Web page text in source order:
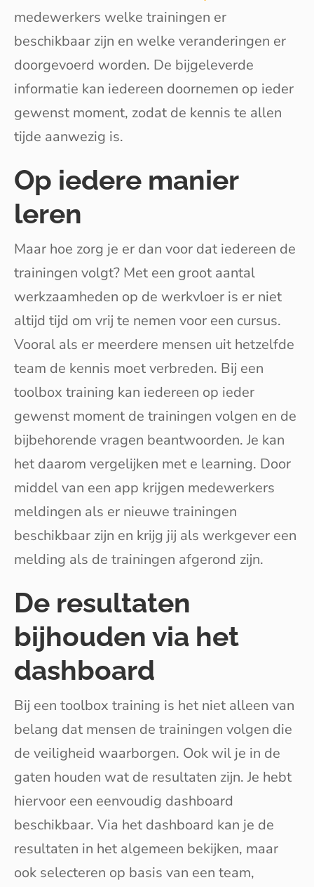
medewerkers welke trainingen er
beschikbaar zijn en welke veranderingen er
doorgevoerd worden. De bijgeleverde
informatie kan iedereen doornemen op ieder
gewenst moment, zodat de kennis te allen
tijde aanwezig is.
Op iedere manier
leren
Maar hoe zorg je er dan voor dat iedereen de
trainingen volgt? Met een groot aantal
werkzaamheden op de werkvloer is er niet
altijd tijd om vrij te nemen voor een cursus.
Vooral als er meerdere mensen uit hetzelfde
team de kennis moet verbreden. Bij een
toolbox training kan iedereen op ieder
gewenst moment de trainingen volgen en de
bijbehorende vragen beantwoorden. Je kan
het daarom vergelijken met e learning. Door
middel van een app krijgen medewerkers
meldingen als er nieuwe trainingen
beschikbaar zijn en krijg jij als werkgever een
melding als de trainingen afgerond zijn.
De resultaten
bijhouden via het
dashboard
Bij een toolbox training is het niet alleen van
belang dat mensen de trainingen volgen die
de veiligheid waarborgen. Ook wil je in de
gaten houden wat de resultaten zijn. Je hebt
hiervoor een eenvoudig dashboard
beschikbaar. Via het dashboard kan je de
resultaten in het algemeen bekijken, maar
ook selecteren op basis van een team,